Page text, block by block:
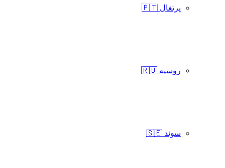
پرتغال 🇵🇹
روسیه 🇷🇺
سوئد 🇸🇪